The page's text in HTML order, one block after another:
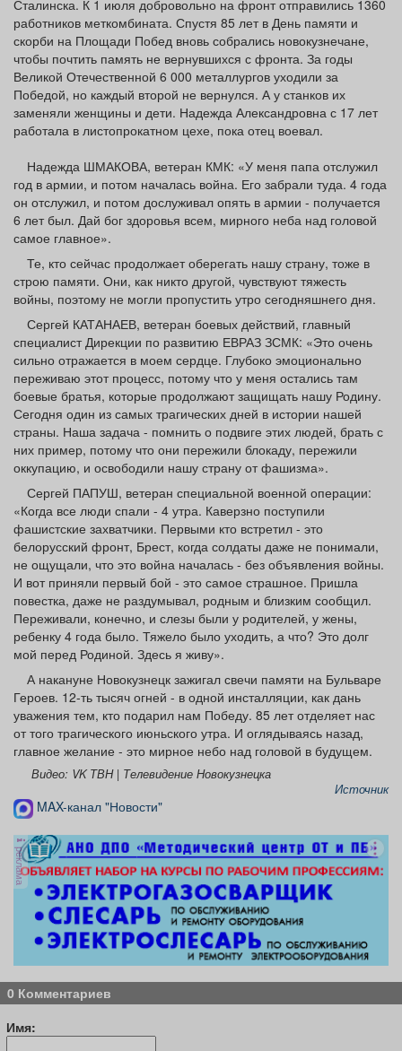
Сталинска. К 1 июля добровольно на фронт отправились 1360
работников меткомбината. Спустя 85 лет в День памяти и
скорби на Площади Побед вновь собрались новокузнечане,
чтобы почтить память не вернувшихся с фронта. За годы
Великой Отечественной 6 000 металлургов уходили за
Победой, но каждый второй не вернулся. А у станков их
заменяли женщины и дети. Надежда Александровна с 17 лет
работала в листопрокатном цехе, пока отец воевал.
Надежда ШМАКОВА, ветеран КМК: «У меня папа отслужил
год в армии, и потом началась война. Его забрали туда. 4 года
он отслужил, и потом дослуживал опять в армии - получается
6 лет был. Дай бог здоровья всем, мирного неба над головой
самое главное».
Те, кто сейчас продолжает оберегать нашу страну, тоже в
строю памяти. Они, как никто другой, чувствуют тяжесть
войны, поэтому не могли пропустить утро сегодняшнего дня.
Сергей КАТАНАЕВ, ветеран боевых действий, главный
специалист Дирекции по развитию ЕВРАЗ ЗСМК: «Это очень
сильно отражается в моем сердце. Глубоко эмоционально
переживаю этот процесс, потому что у меня остались там
боевые братья, которые продолжают защищать нашу Родину.
Сегодня один из самых трагических дней в истории нашей
страны. Наша задача - помнить о подвиге этих людей, брать с
них пример, потому что они пережили блокаду, пережили
оккупацию, и освободили нашу страну от фашизма».
Сергей ПАПУШ, ветеран специальной военной операции:
«Когда все люди спали - 4 утра. Каверзно поступили
фашистские захватчики. Первыми кто встретил - это
белорусский фронт, Брест, когда солдаты даже не понимали,
не ощущали, что это война началась - без объявления войны.
И вот приняли первый бой - это самое страшное. Пришла
повестка, даже не раздумывал, родным и близким сообщил.
Переживали, конечно, и слезы были у родителей, у жены,
ребенку 4 года было. Тяжело было уходить, а что? Это долг
мой перед Родиной. Здесь я живу».
А накануне Новокузнецк зажигал свечи памяти на Бульваре
Героев. 12-ть тысяч огней - в одной инсталляции, как дань
уважения тем, кто подарил нам Победу. 85 лет отделяет нас
от того трагического июньского утра. И оглядываясь назад,
главное желание - это мирное небо над головой в будущем.
Видео: VK ТВН | Телевидение Новокузнецка
Источник
MAX-канал "Новости"
реклама
0 Комментариев
Имя: